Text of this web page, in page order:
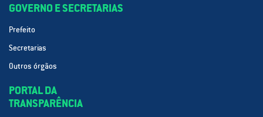
GOVERNO E SECRETARIAS
Prefeito
Secretarias
Outros órgãos
PORTAL DA
TRANSPARÊNCIA